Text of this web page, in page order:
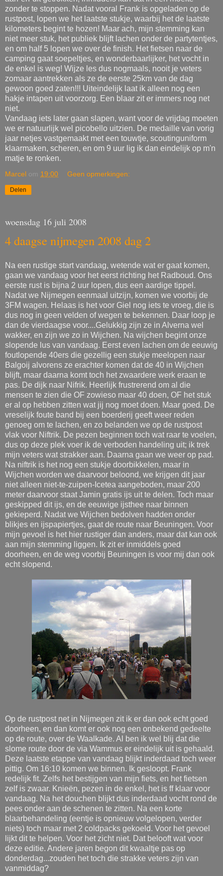
zonder te stoppen. Nadat vooral Frank is opgeladen op de
rustpost, lopen we het laatste stukje, waarbij het de laatste
kilometers begint te hozen! Maar ach, mijn stemming kan
niet meer stuk, het publiek blijft lachen onder de partytentjes,
en om half 5 lopen we over de finish. Het fietsen naar de
camping gaat soepeltjes, en wonderbaarlijker, het vocht in
de enkel is weg! Wijze les dus nogmaals, nooit je veters
zomaar aantrekken als ze de eerste 25km van de dag
gewoon goed zaten!!! Uiteindelijk laat ik alleen nog een
hakje intapen uit voorzorg. Een blaar zit er immers nog net
niet.
Vandaag iets later gaan slapen, want voor de vrijdag moeten
we er natuurlijk wel picobello uitzien. De medaille van vorig
jaar netjes vastgemaakt met een touwtje, scoutinguniform
klaarmaken, scheren, en om 9 uur lig ik dan eindelijk op m'n
matje te ronken.
Marcel om 19:00 Geen opmerkingen:
Delen
woensdag 16 juli 2008
4 daagse nijmegen 2008 dag 2
Na een rustige start vandaag, wetende wat er gaat komen,
gaan we vandaag voor het eerst richting het Radboud. Ons
eerste rust is bijna 2 uur lopen, dus een aardige tippel.
Nadat we Nijmegen eenmaal uitzijn, komen we voorbij de
3FM wagen. Helaas is het voor Giel nog iets te vroeg, die is
dus nog in geen velden of wegen te bekennen. Daar loop je
dan de vierdaagse voor....Gelukkig zijn ze in Alverna wel
wakker, en zijn we zo in Wijchen. Na wijchen begint onze
slopende lus van vandaag. Eerst even lachen om de eeuwig
foutlopende 40ers die gezellig een stukje meelopen naar
Balgoij alvorens ze erachter komen dat de 40 in Wijchen
blijft, maar daarna komt toch het zwaardere werk eraan te
pas. De dijk naar Nifrik. Heerlijk frustrerend om al die
mensen te zien die OF zowieso maar 40 doen, OF het stuk
er al op hebben zitten wat jij nog moet doen. Maar goed. De
vreselijk foute band bij een boerderij geeft weer reden
genoeg om te lachen, en zo belanden we op de rustpost
vlak voor Niftrik. De pezen beginnen toch wat raar te voelen,
dus op deze plek voer ik de verboden handeling uit; ik trek
mijn veters wat strakker aan. Daarna gaan we weer op pad.
Na niftrik is het nog een stukje doorbikkelen, maar in
Wijchen worden we daarvoor beloond, we krijgen dit jaar
niet alleen niet-te-zuipen-Icetea aangeboden, maar 200
meter daarvoor staat Jamin gratis ijs uit te delen. Toch maar
geskipped dit ijs, en de eeuwige ijsthee naar binnen
gekieperd. Nadat we Wijchen bedolven hadden onder
blikjes en ijspapiertjes, gaat de route naar Beuningen. Voor
mijn gevoel is het hier rustiger dan anders, maar dat kan ook
aan mijn stemming liggen. Ik zit er inmiddels goed
doorheen, en de weg voorbij Beuningen is voor mij dan ook
echt slopend.
Op de rustpost net in Nijmegen zit ik er dan ook echt goed
doorheen, en dan komt er ook nog een onbekend gedeelte
op de route, over de Waalkade. Al ben ik wel blij dat die
slome route door de via Wammus er eindelijk uit is gehaald.
Deze laatste etappe van vandaag blijkt inderdaad toch weer
pittig. Om 16:10 komen we binnen. Ik gesloopt. Frank
redelijk fit. Zelfs het bestijgen van mijn fiets, en het fietsen
zelf is zwaar. Knieën, pezen in de enkel, het is ff klaar voor
vandaag. Na het douchen blijkt dus inderdaad vocht rond de
pees onder aan de schenen te zitten. Na een korte
blaarbehandeling (eentje is opnieuw volgelopen, verder
niets) toch maar met 2 coldpacks gekoeld. Voor het gevoel
lijkt dit te helpen. Voor het zicht niet. Dat belooft wat voor
deze editie. Andere jaren begon dit kwaaltje pas op
donderdag...zouden het toch die strakke veters zijn van
vanmiddag?